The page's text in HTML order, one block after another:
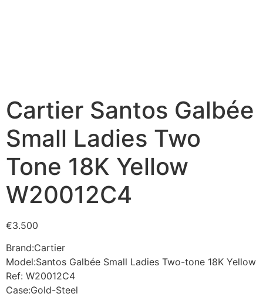
Cartier Santos Galbée
Small Ladies Two
Tone 18K Yellow
W20012C4
€3.500
Brand:Cartier
Model:Santos Galbée Small Ladies Two-tone 18K Yellow
Ref: W20012C4
Case:Gold-Steel